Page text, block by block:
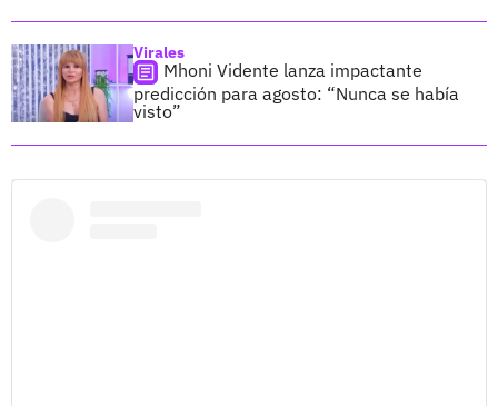
Virales
Mhoni Vidente lanza impactante
predicción para agosto: “Nunca se había
visto”